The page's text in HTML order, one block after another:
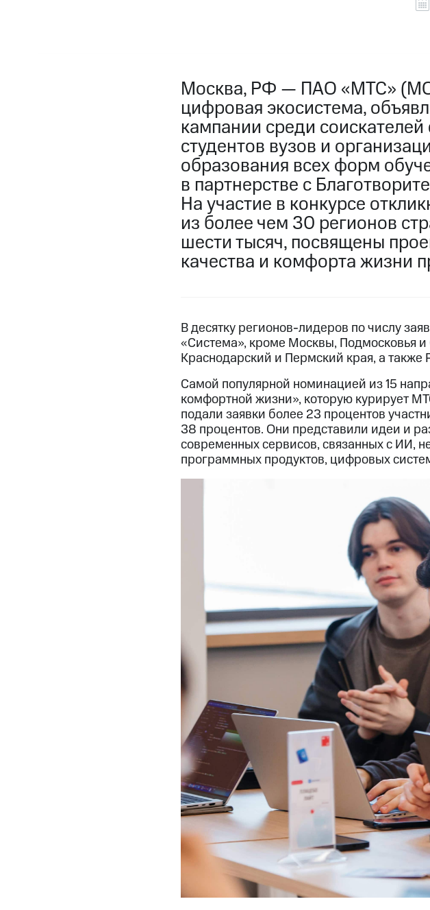
Москва, РФ — ПАО «МТС»
цифровая экосистема,
кампании среди
студентов вузов и
образования всех форм
в партнерстве с
На участие в конкурсе
из более чем 30 регионов
шести тысяч, посвящены
качества и комфорта жизни
В десятку регионов-лидеров по числу
«Система», кроме Москвы, Подмосковья и
Краснодарский и Пермский края, а также
Самой популярной номинацией из 15
комфортной жизни», которую курирует
подали заявки более 23 процентов
38 процентов. Они представили идеи и
современных сервисов, связанных с ИИ,
программных продуктов, цифровых